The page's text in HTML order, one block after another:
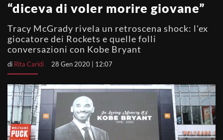
“diceva di voler morire giovane”
Tracy McGrady rivela un retroscena shock: l'ex
giocatore dei Rockets e quelle folli
conversazioni con Kobe Bryant
di Rita Caridi 28 Gen 2020 | 12:07